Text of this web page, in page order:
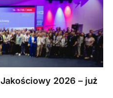
2026 – już